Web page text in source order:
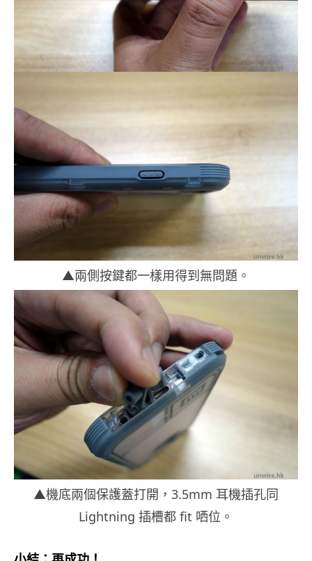
▲兩側按鍵都一樣用得到無問題。
▲機底兩個保護蓋打開，3.5mm 耳機插孔同
Lightning 插槽都 fit 哂位。